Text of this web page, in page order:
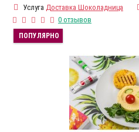
Услуга Доставка Шоколадница
0 отзывов
ПОПУЛЯРНО